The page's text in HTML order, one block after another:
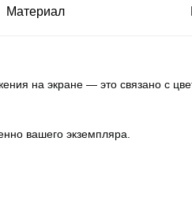
Материал
на экране — это связано с
вашего экземпляра.